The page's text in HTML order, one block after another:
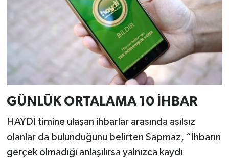
GÜNLÜK ORTALAMA 10 İHBAR
HAYDİ timine ulaşan ihbarlar arasında asılsız
olanlar da bulunduğunu belirten Sapmaz, “İhbarın
gerçek olmadığı anlaşılırsa yalnızca kaydı